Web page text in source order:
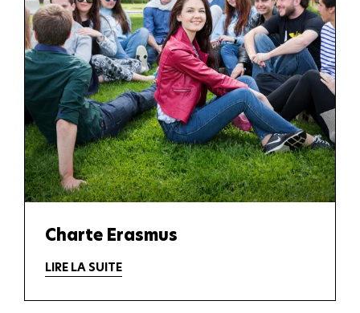
Charte Erasmus
LIRE LA SUITE